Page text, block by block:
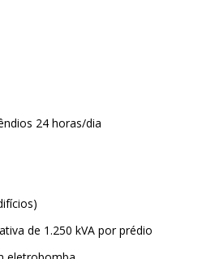
24 horas/dia
de 1.250 kVA por prédio